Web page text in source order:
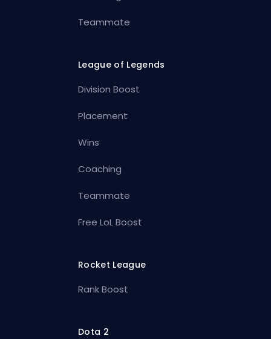
Teammate
League of Legends
Division Boost
Placement
Wins
Coaching
Teammate
Free LoL Boost
Rocket League
Rank Boost
Dota 2